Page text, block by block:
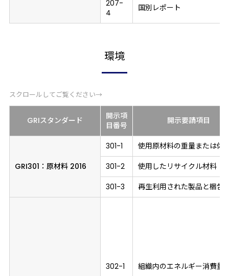
207-
4
国別レポート
環境
スクロールしてご覧ください→
GRIスタンダード
開示項
目番号 開示要請項目
GRI301： 原材料 2016
301-1
使用原材料の重量または体
301-2
使用したリサイクル材料
301-3
再生利用された製品と梱包
302-1 組織内のエネルギー消費量